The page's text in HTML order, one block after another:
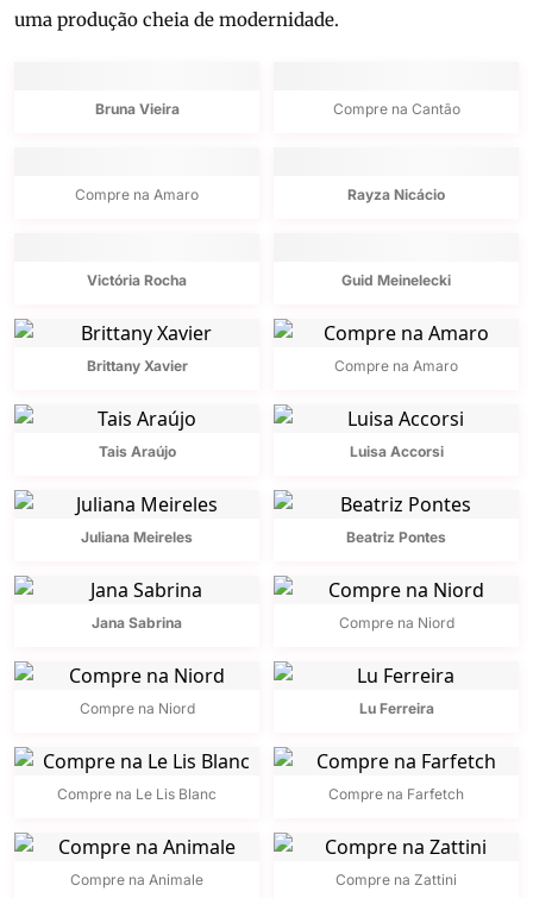
uma produção cheia de modernidade.
Bruna Vieira Compre na Cantão
Compre na Amaro Rayza Nicácio
Victória Rocha Guid Meinelecki
Brittany Xavier Compre na Amaro
Tais Araújo Luisa Accorsi
Juliana Meireles Beatriz Pontes
Jana Sabrina Compre na Niord
Compre na Niord Lu Ferreira
Compre na Le Lis Blanc Compre na Farfetch
Compre na Animale Compre na Zattini